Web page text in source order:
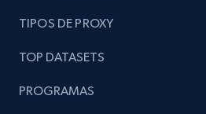
Lazada - Products -
URL, Title, Rating, Reviews,
TIPOS DE PROXY
TOP DATASETS
PROGRAMAS